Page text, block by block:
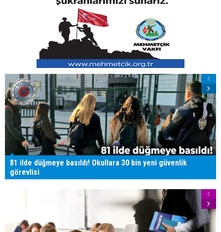
81 ilde düğmeye basıldı! Okullara 30 bin yeni güvenlik
görevlisi